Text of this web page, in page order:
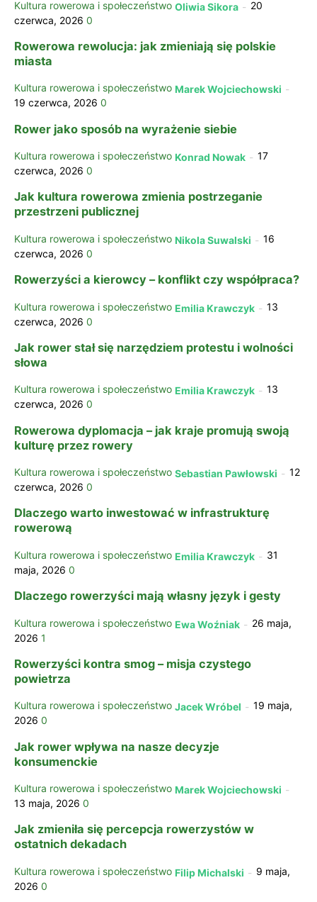
Kultura rowerowa i społeczeństwo Oliwia Sikora - 20
czerwca, 2026 0
Rowerowa rewolucja: jak zmieniają się polskie
miasta
Kultura rowerowa i społeczeństwo Marek Wojciechowski -
19 czerwca, 2026 0
Rower jako sposób na wyrażenie siebie
Kultura rowerowa i społeczeństwo Konrad Nowak - 17
czerwca, 2026 0
Jak kultura rowerowa zmienia postrzeganie
przestrzeni publicznej
Kultura rowerowa i społeczeństwo Nikola Suwalski - 16
czerwca, 2026 0
Rowerzyści a kierowcy – konflikt czy współpraca?
Kultura rowerowa i społeczeństwo Emilia Krawczyk - 13
czerwca, 2026 0
Jak rower stał się narzędziem protestu i wolności
słowa
Kultura rowerowa i społeczeństwo Emilia Krawczyk - 13
czerwca, 2026 0
Rowerowa dyplomacja – jak kraje promują swoją
kulturę przez rowery
Kultura rowerowa i społeczeństwo Sebastian Pawłowski - 12
czerwca, 2026 0
Dlaczego warto inwestować w infrastrukturę
rowerową
Kultura rowerowa i społeczeństwo Emilia Krawczyk - 31
maja, 2026 0
Dlaczego rowerzyści mają własny język i gesty
Kultura rowerowa i społeczeństwo Ewa Woźniak - 26 maja,
2026 1
Rowerzyści kontra smog – misja czystego
powietrza
Kultura rowerowa i społeczeństwo Jacek Wróbel - 19 maja,
2026 0
Jak rower wpływa na nasze decyzje
konsumenckie
Kultura rowerowa i społeczeństwo Marek Wojciechowski -
13 maja, 2026 0
Jak zmieniła się percepcja rowerzystów w
ostatnich dekadach
Kultura rowerowa i społeczeństwo Filip Michalski - 9 maja,
2026 0